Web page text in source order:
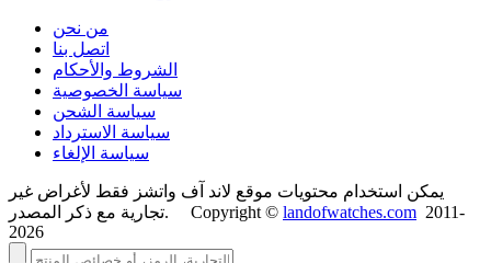
من نحن
اتصل بنا
الشروط والأحكام
سياسة الخصوصية
سياسة الشحن
سياسة الاسترداد
سياسة الإلغاء
يمكن استخدام محتويات موقع لاند آف واتشز فقط لأغراض غير
تجارية مع ذكر المصدر. Copyright © landofwatches.com 2011-
2026